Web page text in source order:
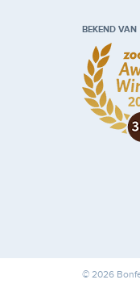
BEKEND VAN
© 2026